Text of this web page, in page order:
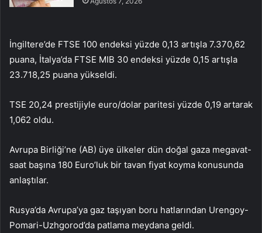
İngiltere’de FTSE 100 endeksi yüzde 0,13 artışla 7.370,62
puana, İtalya’da FTSE MIB 30 endeksi yüzde 0,15 artışla
23.718,25 puana yükseldi.
TSE 20,24 prestijiyle euro/dolar paritesi yüzde 0,19 artarak
1,062 oldu.
Avrupa Birliği’ne (AB) üye ülkeler dün doğal gaza megavat-
saat başına 180 Euro’luk bir tavan fiyat koyma konusunda
anlaştılar.
Rusya’da Avrupa’ya gaz taşıyan boru hatlarından Urengoy-
Pomari-Uzhgorod’da patlama meydana geldi.